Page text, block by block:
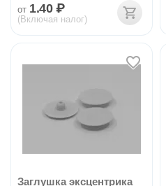
от 1.40 ₽
(Включая налог)
Заглушка эксцентрика